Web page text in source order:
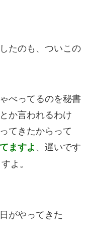
たのも、ついこの
べってるのを秘書
か言われるわけ
てきたからって
ますよ、遅いです
よ。
がやってきた